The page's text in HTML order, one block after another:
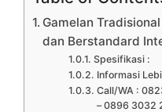
Gamelan
dan Berstandard
Spesifikasi :
Informasi
Call/WA :
– 0896 3032